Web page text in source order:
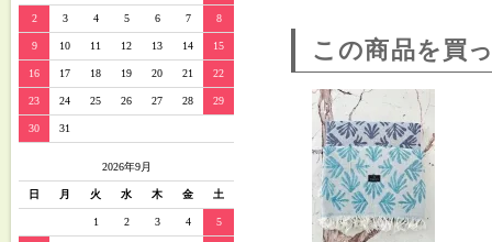
2 3 4 5 6 7 8
9 10 11 12 13 14 15
16 17 18 19 20 21 22
23 24 25 26 27 28 29
30 31
2026年9月
日 月 火 水 木 金 土
1 2 3 4 5
この商品を買